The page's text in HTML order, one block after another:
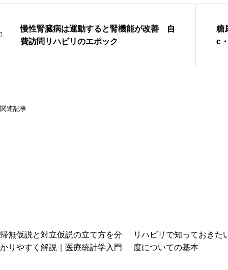
慢性腎臓病は運動すると腎機能が改善 自
費訪問リハビリのエポック
糖
c
関連記事
帰無仮説と対立仮説の立て方を分
かりやすく解説｜医療統計学入門
リハビリで知っておきた
度についての基本